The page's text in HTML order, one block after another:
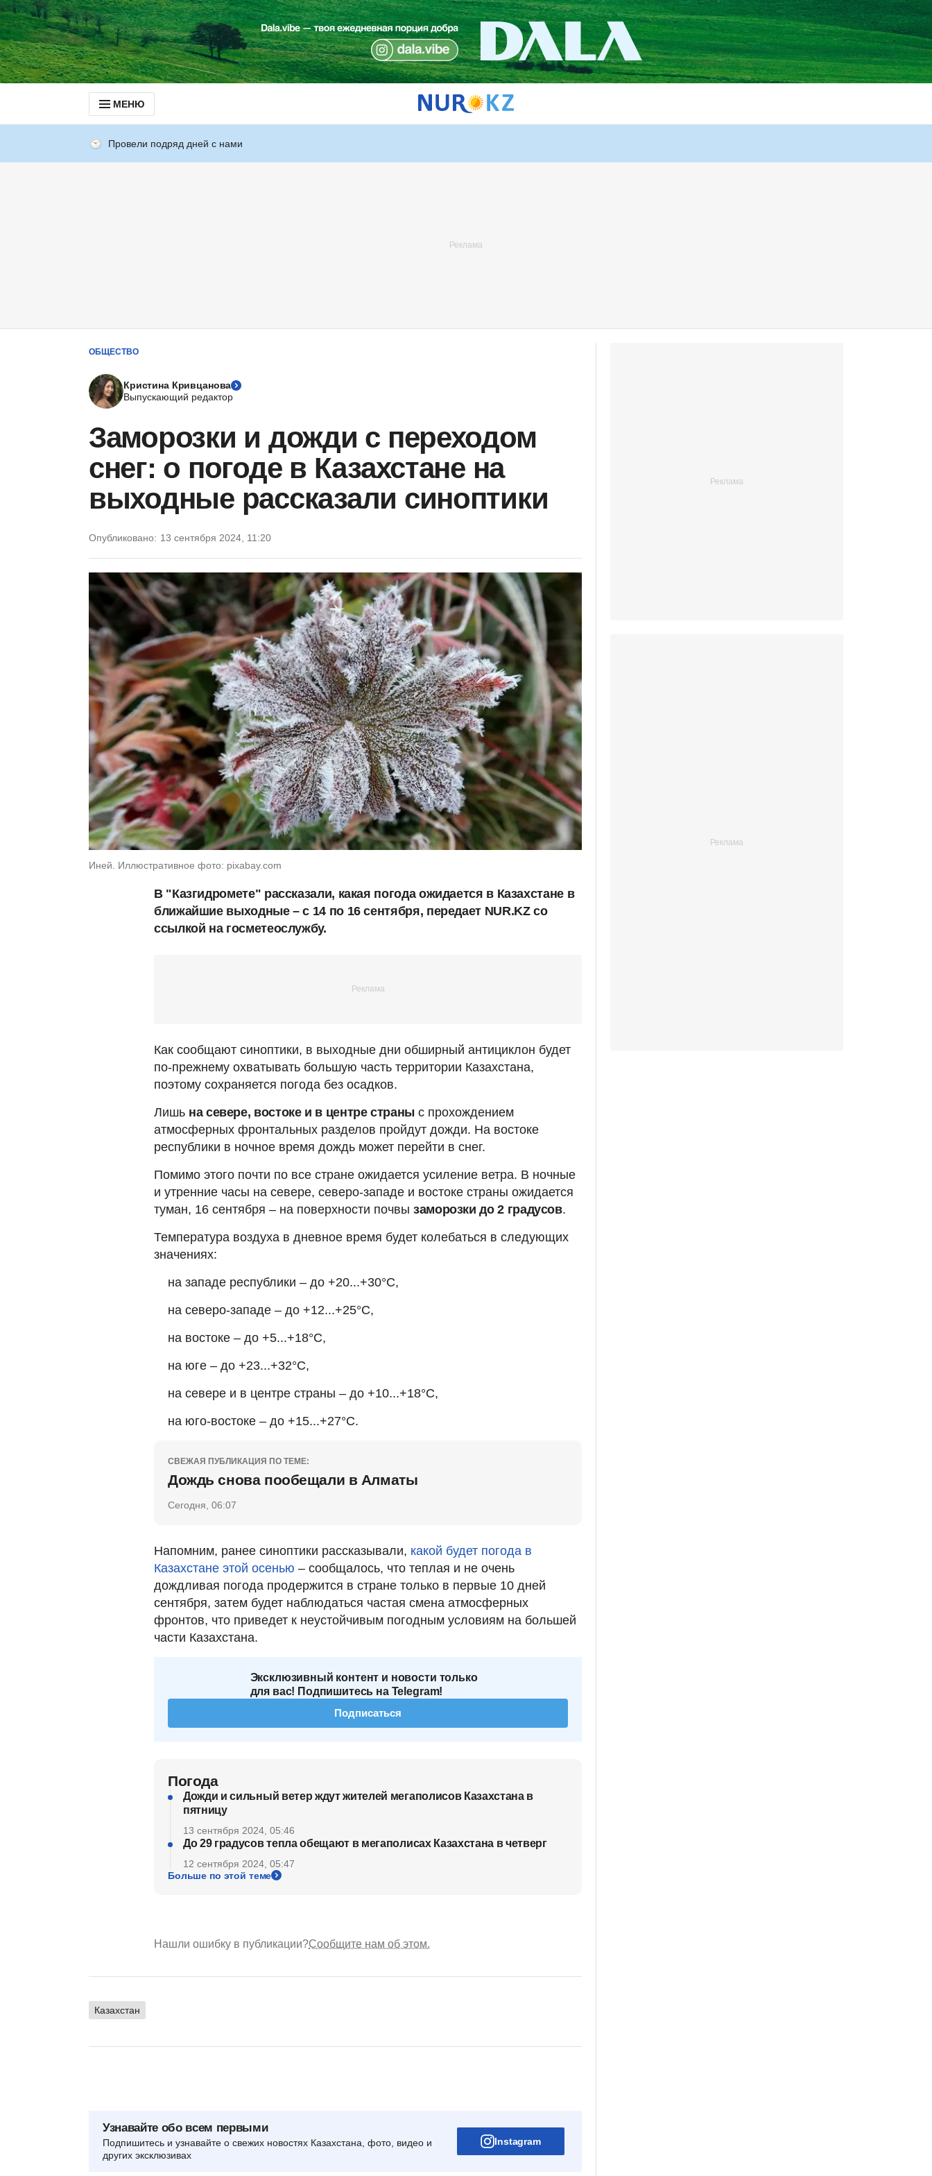
МЕНЮ
Провели подряд дней с нами
ОБЩЕСТВО
Кристина Кривцанова
Выпускающий редактор
Заморозки и дожди с переходом
снег: о погоде в Казахстане на
выходные рассказали синоптики
Опубликовано: 13 сентября 2024, 11:20
Иней. Иллюстративное фото: pixabay.com
В "Казгидромете" рассказали, какая погода ожидается в Казахстане в
ближайшие выходные – с 14 по 16 сентября, передает NUR.KZ со
ссылкой на госметеослужбу.
Как сообщают синоптики, в выходные дни обширный антициклон будет
по-прежнему охватывать большую часть территории Казахстана,
поэтому сохраняется погода без осадков.
Лишь на севере, востоке и в центре страны с прохождением
атмосферных фронтальных разделов пройдут дожди. На востоке
республики в ночное время дождь может перейти в снег.
Помимо этого почти по все стране ожидается усиление ветра. В ночные
и утренние часы на севере, северо-западе и востоке страны ожидается
туман, 16 сентября – на поверхности почвы заморозки до 2 градусов.
Температура воздуха в дневное время будет колебаться в следующих
значениях:
на западе республики – до +20...+30°С,
на северо-западе – до +12...+25°С,
на востоке – до +5...+18°С,
на юге – до +23...+32°С,
на севере и в центре страны – до +10...+18°С,
на юго-востоке – до +15...+27°С.
СВЕЖАЯ ПУБЛИКАЦИЯ ПО ТЕМЕ:
Дождь снова пообещали в Алматы
Сегодня, 06:07
Напомним, ранее синоптики рассказывали, какой будет погода в
Казахстане этой осенью – сообщалось, что теплая и не очень
дождливая погода продержится в стране только в первые 10 дней
сентября, затем будет наблюдаться частая смена атмосферных
фронтов, что приведет к неустойчивым погодным условиям на большей
части Казахстана.
Эксклюзивный контент и новости только
для вас! Подпишитесь на Telegram!
Подписаться
Погода
Дожди и сильный ветер ждут жителей мегаполисов Казахстана в
пятницу
13 сентября 2024, 05:46
До 29 градусов тепла обещают в мегаполисах Казахстана в четверг
12 сентября 2024, 05:47
Больше по этой теме
Нашли ошибку в публикации?Сообщите нам об этом.
Казахстан
Узнавайте обо всем первыми
Подпишитесь и узнавайте о свежих новостях Казахстана, фото, видео и
других эксклюзивах
Instagram